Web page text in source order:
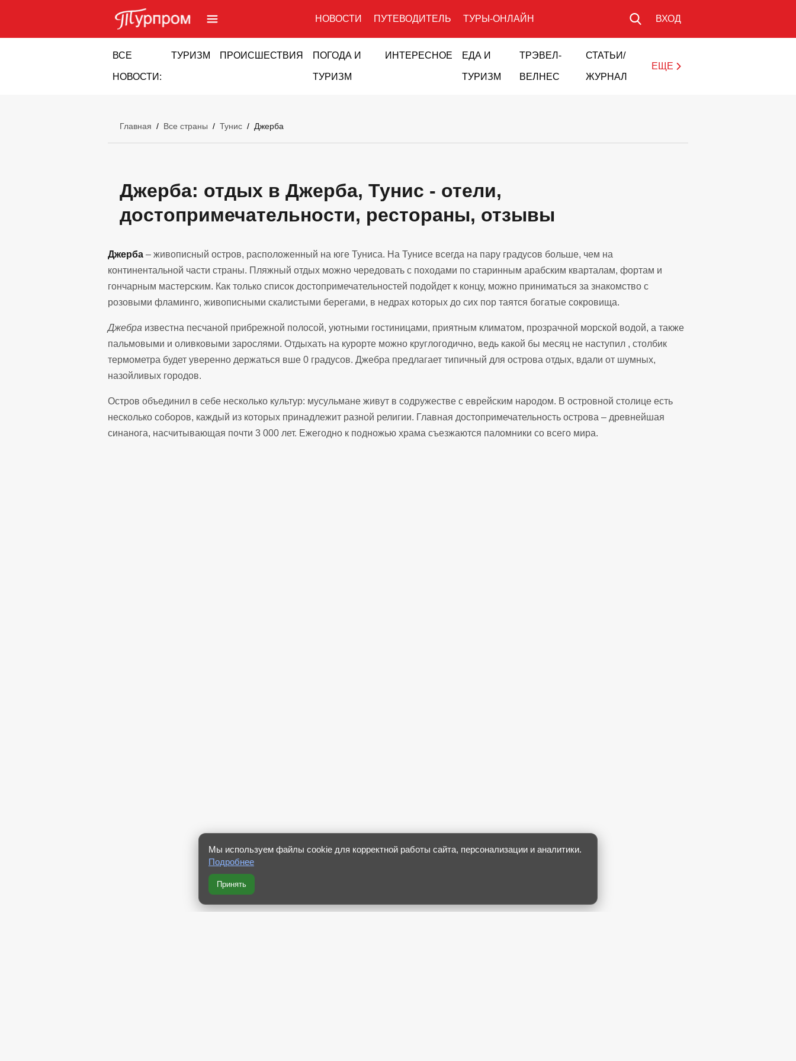
НОВОСТИ ПУТЕВОДИТЕЛЬ ТУРЫ-ОНЛАЙН ВХОД
ВСЕ
НОВОСТИ:
ТУРИЗМ ПРОИСШЕСТВИЯ ПОГОДА И
ТУРИЗМ
ИНТЕРЕСНОЕ ЕДА И
ТУРИЗМ
ТРЭВЕЛ-
ВЕЛНЕС
СТАТЬИ/
ЖУРНАЛ
ЕЩЕ
Главная / Все страны / Тунис / Джерба
Джерба: отдых в Джерба, Тунис - отели,
достопримечательности, рестораны, отзывы
Джерба – живописный остров, расположенный на юге Туниса. На Тунисе всегда на пару градусов больше, чем на
континентальной части страны. Пляжный отдых можно чередовать с походами по старинным арабским кварталам, фортам и
гончарным мастерским. Как только список достопримечательностей подойдет к концу, можно приниматься за знакомство с
розовыми фламинго, живописными скалистыми берегами, в недрах которых до сих пор таятся богатые сокровища.
Джебра известна песчаной прибрежной полосой, уютными гостиницами, приятным климатом, прозрачной морской водой, а также
пальмовыми и оливковыми зарослями. Отдыхать на курорте можно круглогодично, ведь какой бы месяц не наступил , столбик
термометра будет уверенно держаться вше 0 градусов. Джебра предлагает типичный для острова отдых, вдали от шумных,
назойливых городов.
Остров объединил в себе несколько культур: мусульмане живут в содружестве с еврейским народом. В островной столице есть
несколько соборов, каждый из которых принадлежит разной религии. Главная достопримечательность острова – древнейшая
синанога, насчитывающая почти 3 000 лет. Ежегодно к подножью храма съезжаются паломники со всего мира.
Мы используем файлы cookie для корректной работы сайта, персонализации и аналитики.
Подробнее
Принять